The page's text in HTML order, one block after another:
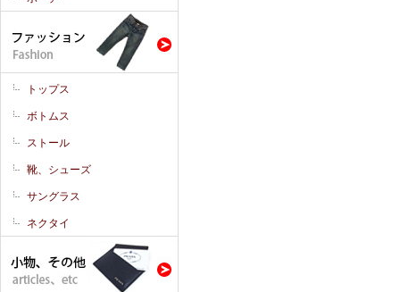
トップス
ボトムス
ストール
靴、シューズ
サングラス
ネクタイ